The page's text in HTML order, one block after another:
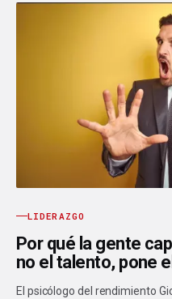
LIDERAZGO
Por qué la gente
no el talento, pone
El psicólogo del rendimiento